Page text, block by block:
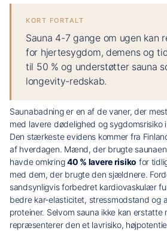
KORT FORTALT
Sauna 4-7 gange om ugen kan
for hjertesygdom, demens og
til 50 % og understøtter sauna
longevity-redskab.
Saunabadning er en af de vaner, der
med lavere dødelighed og sygdomsrisiko
Den stærkeste evidens kommer fra
af hverdagen. Mænd, der brugte
havde omkring40 % lavere risiko for
med dem, der brugte den sjældnere.
sandsynligvis forbedret kardiovaskulær
bedre kar-elasticitet, stressmodstand og
proteiner. Selvom sauna ikke kan erstatte
repræsenterer den et lavrisiko,